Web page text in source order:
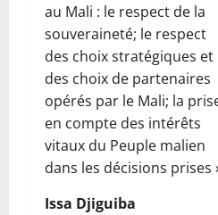
au Mali : le respect de la
souveraineté; le respect
des choix stratégiques et
des choix de partenaires
opérés par le Mali; la
en compte des intérêts
vitaux du Peuple malien
dans les décisions prises
Issa Djiguiba